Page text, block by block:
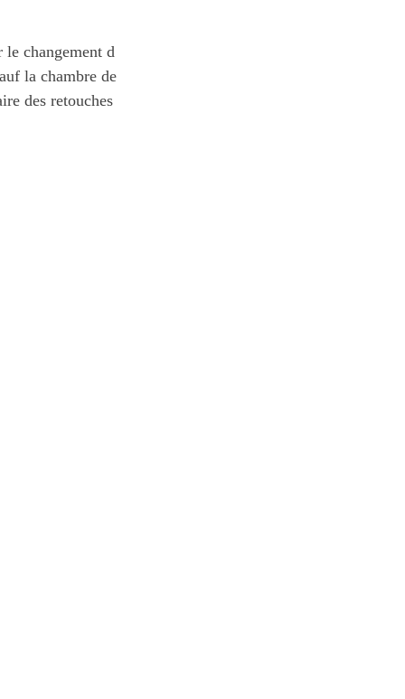
le changement d
la chambre de
des retouches